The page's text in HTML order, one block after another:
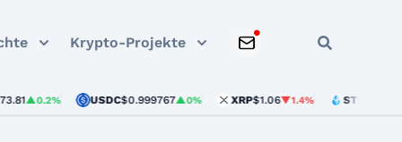
Krypto-Projekte
USDC$0.999767▲0% XRP$1.06▼1.4% STETH$1,872.99